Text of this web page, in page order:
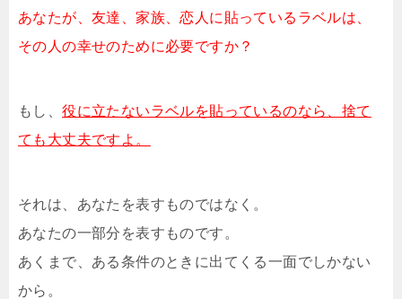
あなたが、友達、家族、恋人に貼っているラベルは、
その人の幸せのために必要ですか？
もし、役に立たないラベルを貼っているのなら、捨て
ても大丈夫ですよ。
それは、あなたを表すものではなく。
あなたの一部分を表すものです。
あくまで、ある条件のときに出てくる一面でしかない
から。